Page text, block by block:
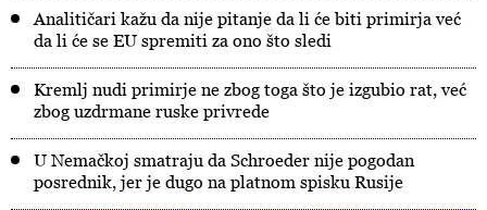
Analitičari kažu da nije pitanje da li će biti primirja već
da li će se EU spremiti za ono što sledi
Kremlj nudi primirje ne zbog toga što je izgubio rat, već
zbog uzdrmane ruske privrede
U Nemačkoj smatraju da Schroeder nije pogodan
posrednik, jer je dugo na platnom spisku Rusije